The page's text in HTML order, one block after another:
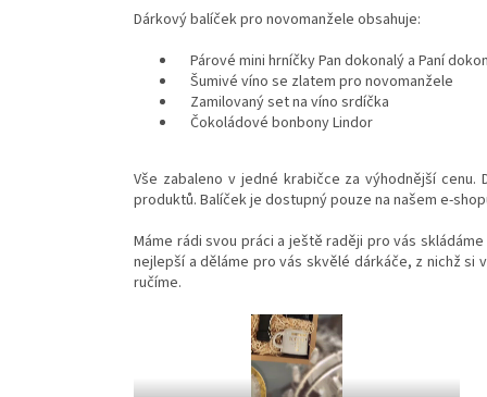
Dárkový balíček pro novomanžele obsahuje:
Párové mini hrníčky Pan dokonalý a Paní
Šumivé víno se zlatem pro novomanžele
Zamilovaný set na víno srdíčka
Čokoládové bonbony Lindor
Vše zabaleno v jedné krabičce za výhodnější
produktů. Balíček je dostupný pouze na našem e-
Máme rádi svou práci a ještě raději pro vás
nejlepší a děláme pro vás skvělé dárkáče, z nichž si
ručíme.